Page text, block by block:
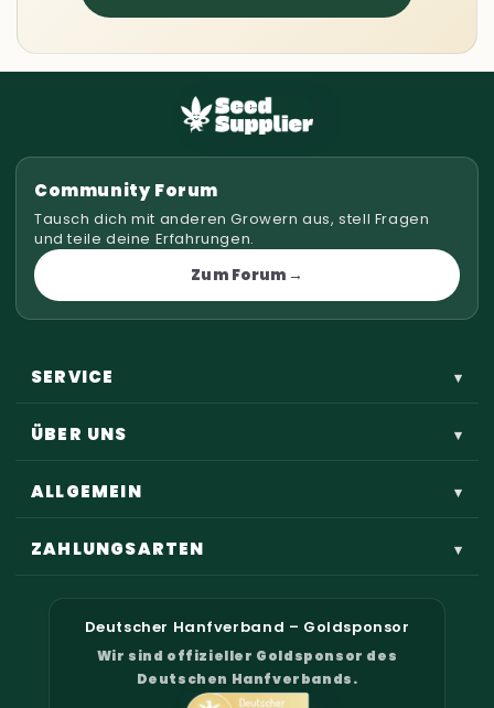
Community Forum
Tausch dich mit anderen Growern aus, stell Fragen
und teile deine Erfahrungen.
Zum Forum
SERVICE ▾
ÜBER UNS ▾
ALLGEMEIN ▾
ZAHLUNGSARTEN ▾
Deutscher Hanfverband – Goldsponsor
Wir sind offizieller Goldsponsor des
Deutschen Hanfverbands.